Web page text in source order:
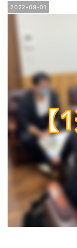
2022-09-01